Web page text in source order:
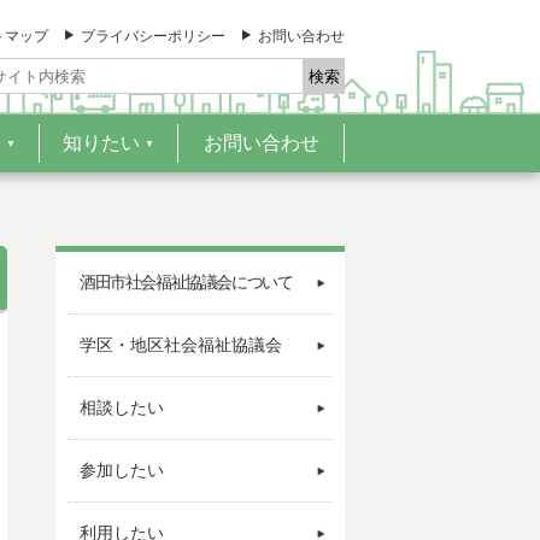
マップ プライバシーポリシー お問い合わせ
▼ 知りたい ▼ お問い合わせ
酒田市社会福祉協議会について
学区・地区社会福祉協議会
相談したい
参加したい
利用したい